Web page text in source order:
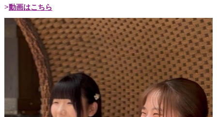
動画はこちら